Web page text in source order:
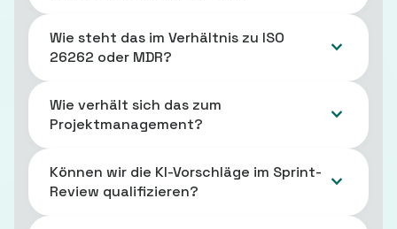
Wie steht das im Verhältnis zu ISO
26262 oder MDR?
Wie verhält sich das zum
Projektmanagement?
Können wir die KI-Vorschläge im Sprint-
Review qualifizieren?